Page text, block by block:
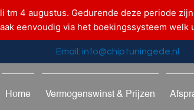
Email: info@chiptuningede.nl
Home Vermogenswinst & Prijzen
tm 4 augustus. Gedurende deze periode
eenvoudig via het boekingssysteem welk